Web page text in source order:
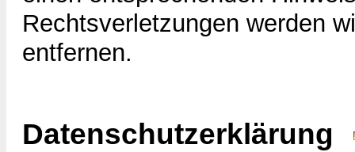
Rechtsverletzungen werden
entfernen.
Datenschutzerklärung